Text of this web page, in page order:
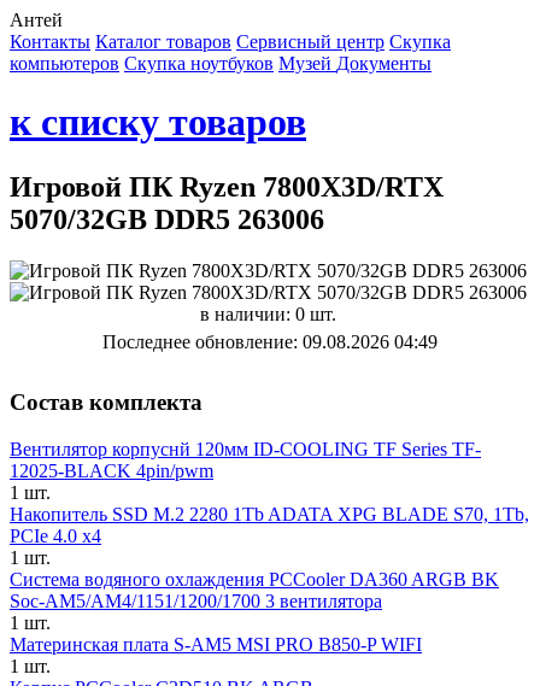
Антей
Контакты Каталог товаров Сервисный центр Cкупка
компьютеров Cкупка ноутбуков Музей Документы
к списку товаров
Игровой ПК Ryzen 7800X3D/RTX
5070/32GB DDR5 263006
в наличии: 0 шт.
Последнее обновление: 09.08.2026 04:49
Состав комплекта
Вентилятор корпуснй 120мм ID-COOLING TF Series TF-
12025-BLACK 4pin/pwm
1 шт.
Накопитель SSD M.2 2280 1Tb ADATA XPG BLADE S70, 1Tb,
PCIe 4.0 x4
1 шт.
Система водяного охлаждения PCCooler DA360 ARGB BK
Soc-AM5/AM4/1151/1200/1700 3 вентилятора
1 шт.
Материнская плата S-AM5 MSI PRO B850-P WIFI
1 шт.